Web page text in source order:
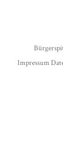
Impressum